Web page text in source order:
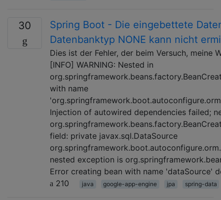
30
Spring Boot - Die eingebettete
Datenbanktyp NONE kann nicht
Dies ist der Fehler, der beim Versuch, meine
[INFO] WARNING: Nested in
with name
Injection of autowired dependencies failed;
field: private javax.sql.DataSource
nested exception is
Error creating bean with name 'dataSource'
210
java google-app-engine jpa spring-data